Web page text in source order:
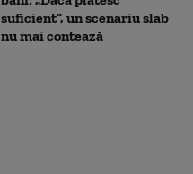
suficient”, un scenariu slab
nu mai contează